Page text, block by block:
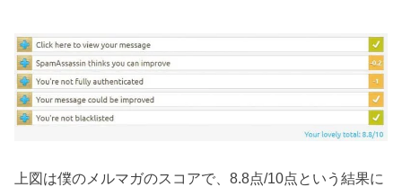
上図は僕のメルマガのスコアで、8.8点/10点という結果に